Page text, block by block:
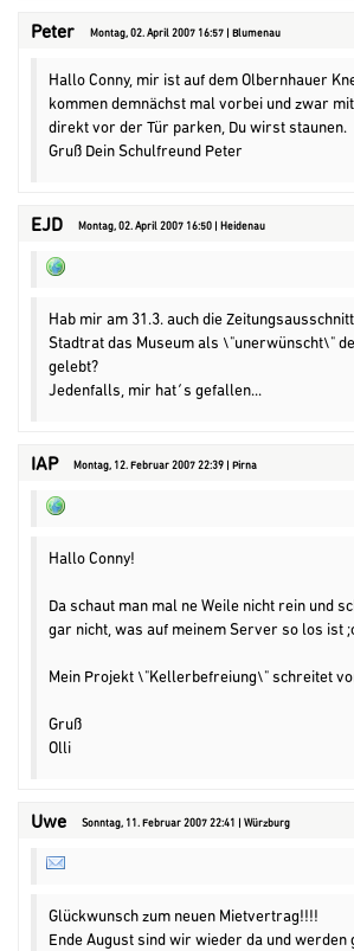
Peter Montag, 02. April 2007 16:57 | Blumenau
Hallo Conny, mir ist auf dem Olbernhauer
kommen demnächst mal vorbei und zwar
direkt vor der Tür parken, Du wirst staunen.
Gruß Dein Schulfreund Peter
EJD Montag, 02. April 2007 16:50 | Heidenau
Hab mir am 31.3. auch die
Stadtrat das Museum als \"unerwünscht\"
gelebt?
Jedenfalls, mir hat´s gefallen...
IAP Montag, 12. Februar 2007 22:39 | Pirna
Hallo Conny!
Da schaut man mal ne Weile nicht rein und
gar nicht, was auf meinem Server so los ist
Mein Projekt \"Kellerbefreiung\" schreitet
Gruß
Olli
Uwe Sonntag, 11. Februar 2007 22:41 | Würzburg
Glückwunsch zum neuen Mietvertrag!!!!
Ende August sind wir wieder da und